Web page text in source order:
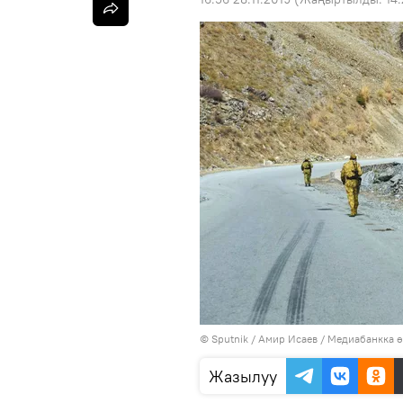
© Sputnik / Амир Исаев / Медиабанкка
Жазылуу